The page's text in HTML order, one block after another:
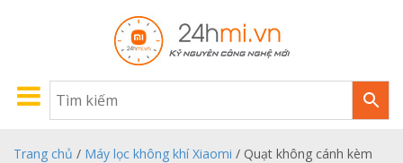
Trang chủ / Máy lọc không khí Xiaomi / Quạt không cánh kèm